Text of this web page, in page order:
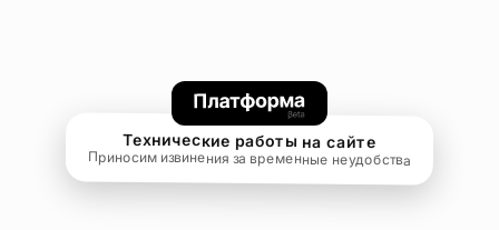
Технические работы на сайте
Приносим извинения за временные неудобства